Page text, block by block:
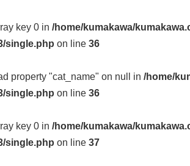
key 0 in /home/kumakawa/
single.php on line 36
property "cat_name" on null in /home/
single.php on line 36
key 0 in /home/kumakawa/
single.php on line 37